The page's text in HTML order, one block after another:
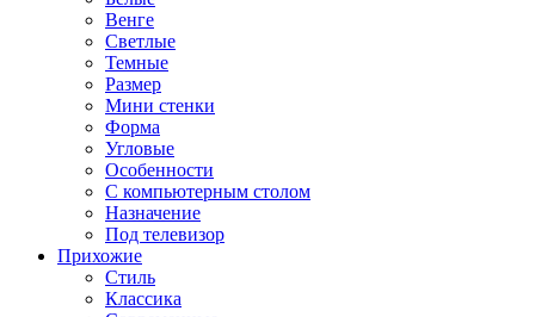
Венге
Светлые
Темные
Размер
Мини стенки
Форма
Угловые
Особенности
С компьютерным столом
Назначение
Под телевизор
Прихожие
Стиль
Классика